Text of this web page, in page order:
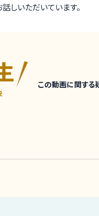
しいただいています。
この動画に関する